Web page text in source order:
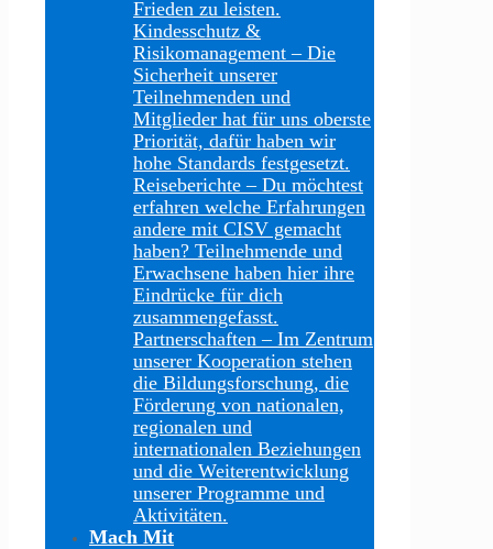
Frieden zu leisten.
Kindesschutz &
Risikomanagement – Die
Sicherheit unserer
Teilnehmenden und
Mitglieder hat für uns oberste
Priorität, dafür haben wir
hohe Standards festgesetzt.
Reiseberichte – Du möchtest
erfahren welche Erfahrungen
andere mit CISV gemacht
haben? Teilnehmende und
Erwachsene haben hier ihre
Eindrücke für dich
zusammengefasst.
Partnerschaften – Im Zentrum
unserer Kooperation stehen
die Bildungsforschung, die
Förderung von nationalen,
regionalen und
internationalen Beziehungen
und die Weiterentwicklung
unserer Programme und
Aktivitäten.
Mach Mit